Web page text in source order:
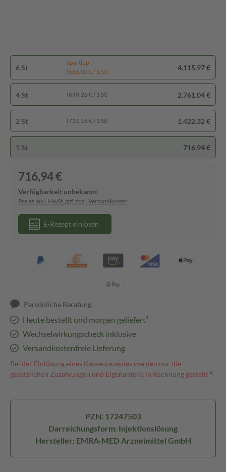
6 St
Spartipp
(686,00 € / 1 St)
4.115,97 €
4 St (690,26 € / 1 St) 2.761,04 €
2 St (711,16 € / 1 St) 1.422,32 €
1 St 716,94 €
716,94 €
Verfügbarkeit unbekannt
Preise inkl. MwSt. ggf. zzgl. Versandkosten
E-Rezept einlösen
Persönliche Beratung
Heute bestellt und morgen geliefert³
Wechselwirkungscheck inklusive
Versandkostenfreie Lieferung
Bei der Einlösung eines Kassenrezeptes werden nur die
gesetzlichen Zuzahlungen und Eigenanteile in Rechnung gestellt.⁴
PZN: 17247503
Darreichungsform: Injektionslösung
Hersteller: EMRA-MED Arzneimittel GmbH